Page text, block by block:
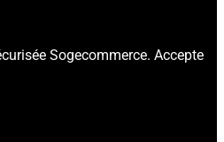
Sogecommerce. Accepte